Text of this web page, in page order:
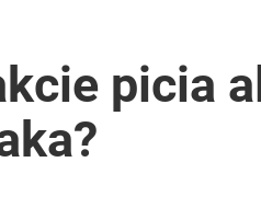
picia